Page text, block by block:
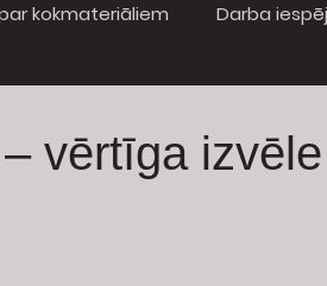
kokmateriāliem Darba
vērtīga izvēle